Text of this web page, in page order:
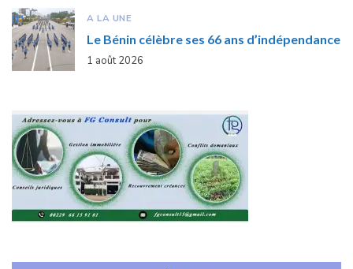
A LA UNE
Le Bénin célèbre ses 66 ans d’indépendance
1 août 2026